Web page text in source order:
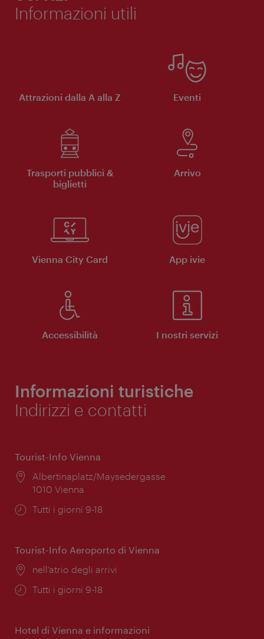
Informazioni utili
Attrazioni dalla A alla Z Eventi
Trasporti pubblici &
biglietti
Arrivo
Vienna City Card App ivie
Accessibilità I nostri servizi
Informazioni turistiche
Indirizzi e contatti
Tourist-Info Vienna
Posizione:
Albertinaplatz/Maysedergasse
1010 Vienna
Orari
Tutti i giorni 9-18
Tourist-Info Aeroporto di Vienna
Posizione:
nell’atrio degli arrivi
Orari
Tutti i giorni 9-18
Hotel di Vienna e informazioni